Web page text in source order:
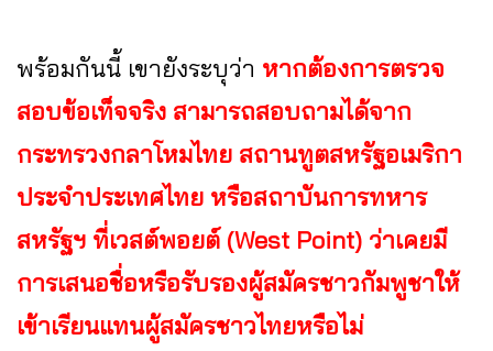
พร้อมกันนี้ เขายังระบุว่า หากต้องการตรวจ
สอบข้อเท็จจริง สามารถสอบถามได้จาก
กระทรวงกลาโหมไทย สถานทูตสหรัฐอเมริกา
ประจำประเทศไทย หรือสถาบันการทหาร
สหรัฐฯ ที่เวสต์พอยต์ (West Point) ว่าเคยมี
การเสนอชื่อหรือรับรองผู้สมัครชาวกัมพูชาให้
เข้าเรียนแทนผู้สมัครชาวไทยหรือไม่